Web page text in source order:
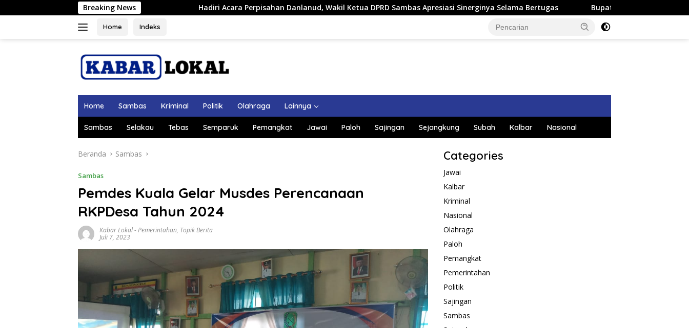
ke
Breaking News
Hadiri Acara Perpisahan Danlanud, Wakil Ketua DPRD Sambas Apresiasi Sinerginya Selama Bertugas Bupati Satono Ikuti Kegiatan Hight Level Meeting
Home Indeks
Home Sambas Kriminal Politik Olahraga Lainnya
Sambas Selakau Tebas Semparuk Pemangkat Jawai Paloh Sajingan Sejangkung Subah Kalbar Nasional
Beranda Sambas
Sambas
Pemdes Kuala Gelar Musdes Perencanaan
RKPDesa Tahun 2024
Kabar Lokal-Pemerintahan, Topik Berita
Juli 7, 2023
Categories
Jawai
Kalbar
Kriminal
Nasional
Olahraga
Paloh
Pemangkat
Pemerintahan
Politik
Sajingan
Sambas